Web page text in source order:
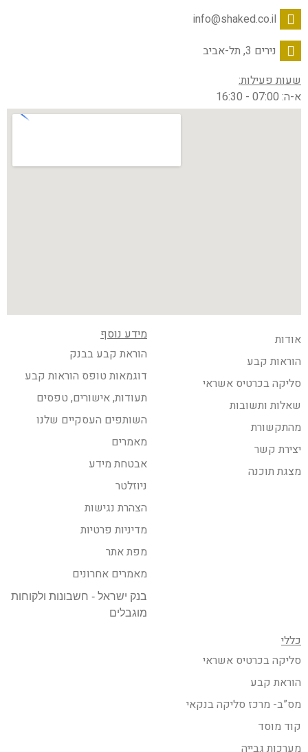
info@shaked.co.il
נירים 3, תל-אביב
שעות פעילות:
א-ה: 07:00 - 16:30
אודות
הוראות קבע
סליקה בכרטיס אשראי
שאלות ותשובות
מהתקשורת
יצירת קשר
מצגת תוכנה
מידע נוסף
הוראת קבע בבנק
דוגמאות טופס הוראות קבע
תעודות, אישורים, טפסים
השותפים העסקיים שלנו
מאמרים
אבטחת מידע
ניוזלטר
הצהרת נגישות
מדיניות פרטיות
מפת אתר
מאמרים אחרונים
בנק ישראל - חשבונות ולקוחות
מוגבלים
כללי
סליקה בכרטיס אשראי
הוראת קבע
מס”ב- מרכז סליקה בנקאי
קוד מוסד
מערכות גבייה